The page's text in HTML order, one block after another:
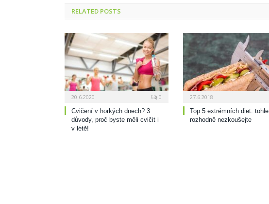
RELATED POSTS
20.6.2020
0
Cvičení v horkých dnech? 3
důvody, proč byste měli cvičit i
v létě!
27.6.2018
Top 5 extrémních diet: tohle
rozhodně nezkoušejte